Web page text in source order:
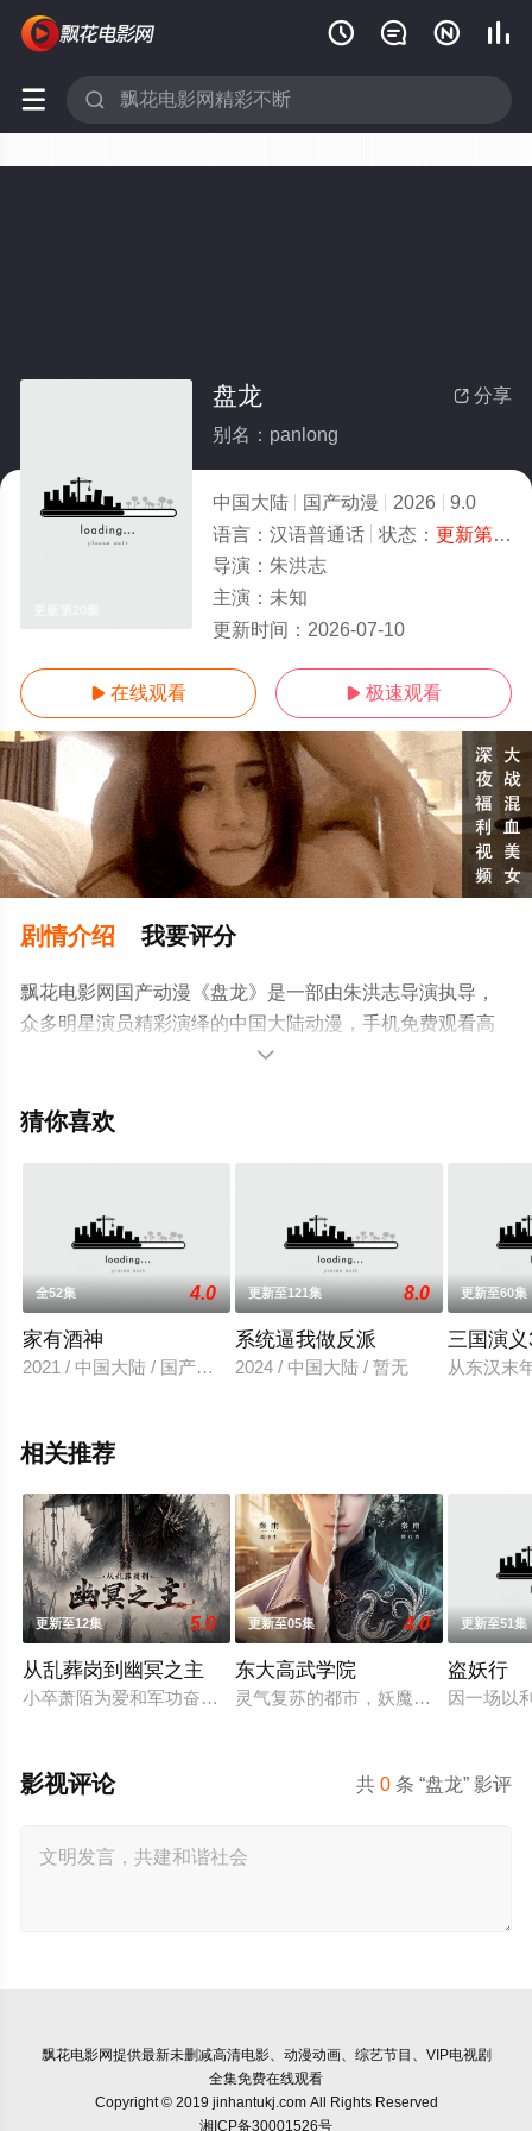
   
 
 分享
盘龙
别名：panlong
中国大陆 国产动漫 2026
9.0
语言： 汉语普通话 状态： 更新第20集
导演： 朱洪志
主演： 未知
更新时间： 2026-07-10
 在线观看  极速观看
剧情介绍 我要评分
飘花电影网国产动漫《盘龙》是一部由朱洪志导演执导，
众多明星演员精彩演绎的中国大陆动漫，手机免费观看高
清无删减完整版动漫全集就上飘花影院，更多相关信息可

猜你喜欢
全52集 4.0
家有酒神
2021 / 中国大陆 / 国产动漫
更新至121集 8.0
系统逼我做反派
2024 / 中国大陆 / 暂无
更新至60集
三国演
从东汉末
相关推荐
更新至12集 5.0
从乱葬岗到幽冥之主
小卒萧陌为爱和军功奋斗三年，却被恋人柳莺儿与将军之子赵
更新至05集 4.0
东大高武学院
灵气复苏的都市，妖魔入侵威胁来袭
更新至51集
盗妖行
因一场以
共0 条 “盘龙” 影评
影视评论
飘花电影网提供最新未删减高清电影、动漫动画、综艺节目、VIP电视剧
全集免费在线观看
Copyright © 2019 jinhantukj.com All Rights Reserved
湘ICP备30001526号